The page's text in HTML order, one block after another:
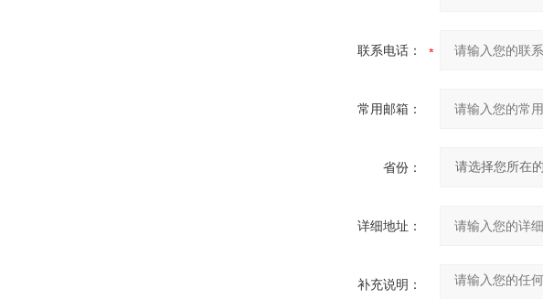
联系电话：
常用邮箱：
省份：
详细地址：
补充说明：